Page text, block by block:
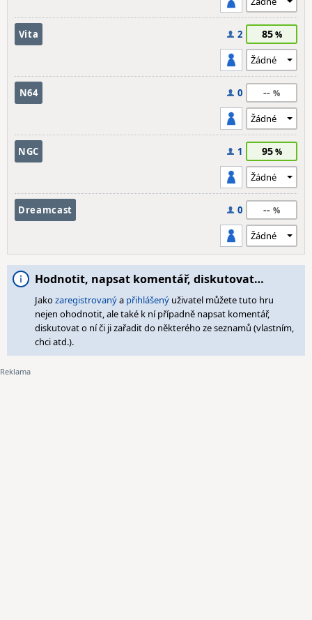
Vita 2 85
N64 0 --
NGC 1 95
Dreamcast 0 --
Hodnotit, napsat komentář, diskutovat…
Jakozaregistrovanýa přihlášený uživatel můžete tuto hru
nejen ohodnotit, ale také k ní případně napsat komentář,
diskutovat o ní či ji zařadit do některého ze seznamů (vlastním,
chci atd.).